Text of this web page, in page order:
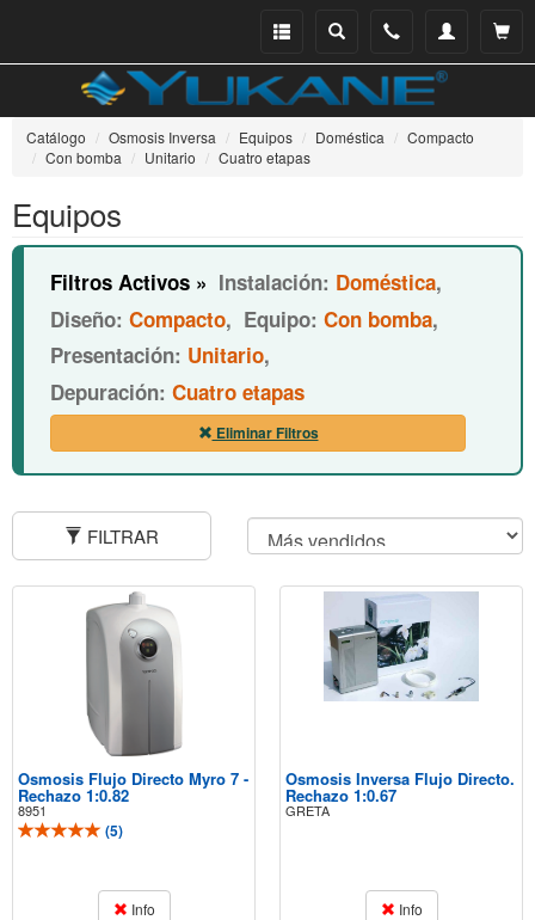
Ver
Mi
Teléfono
Buscar
Menu
Catálogo Osmosis Inversa Equipos Doméstica
Compacto
Con bomba
Unitario Cuatro etapas
Equipos
Filtros Activos » Instalación: Doméstica,
Diseño: Compacto, Equipo: Con bomba,
Presentación: Unitario,
Depuración: Cuatro etapas
Eliminar Filtros
FILTRAR
Osmosis Flujo Directo Myro 7 -
Rechazo 1:0.82
8951
(5)
Info
Osmosis Inversa Flujo Directo.
Rechazo 1:0.67
GRETA
Info